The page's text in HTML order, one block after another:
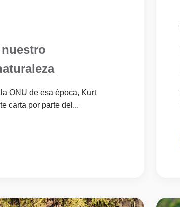
ONU de esa época, Kurt
carta por parte del...